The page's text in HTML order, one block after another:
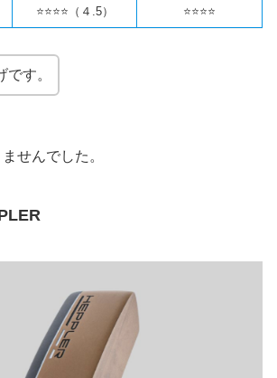
⭐️⭐️⭐️⭐️（４.5） ⭐️⭐️⭐️⭐️
です。
せんでした。